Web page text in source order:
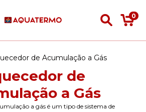
0
de Acumulação a Gás
de
a Gás
a gás é um tipo de sistema de